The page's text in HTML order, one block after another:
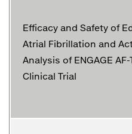
Efficacy and Safety of
Atrial Fibrillation and
Analysis of ENGAGE
Clinical Trial